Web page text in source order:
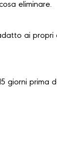
eliminare.
ai propri
giorni prima